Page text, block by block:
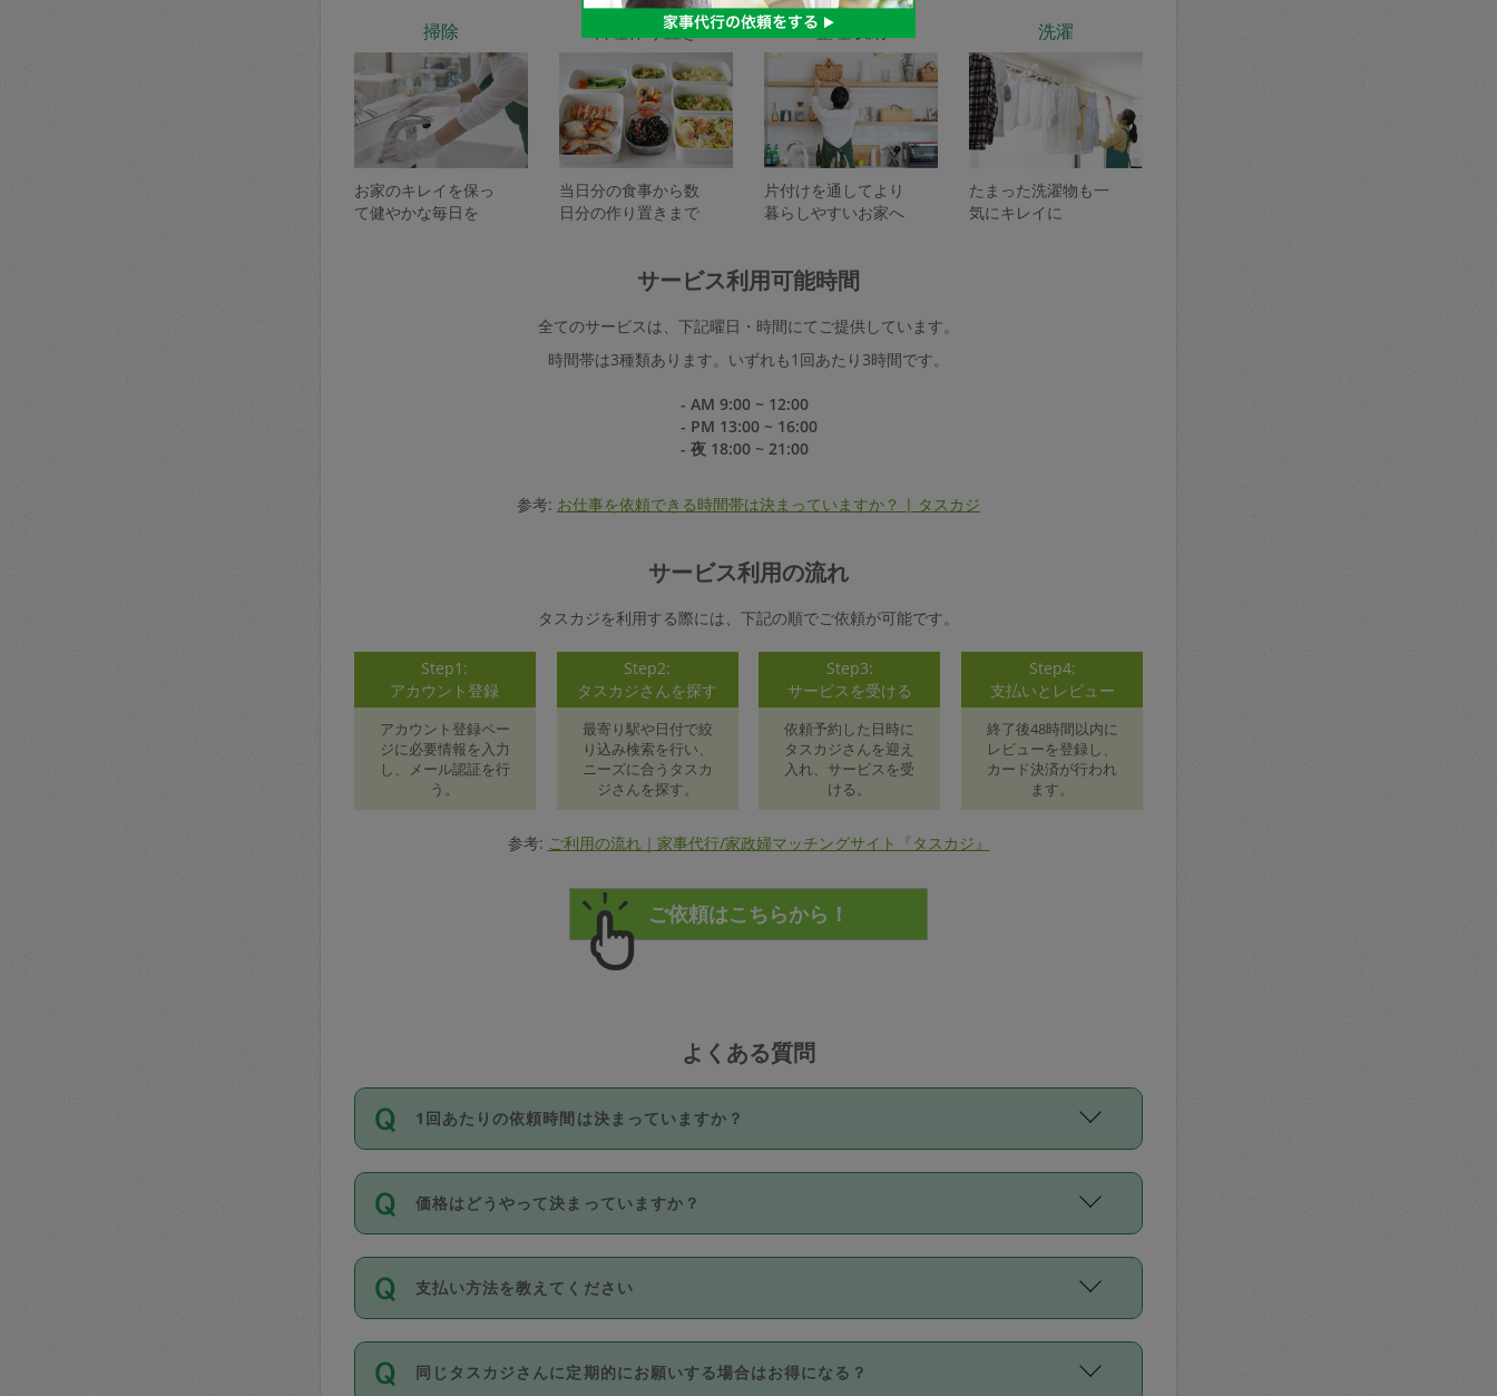
掃除
お家のキレイを保っ
て健やかな毎日を
料理作り置き
当日分の食事から数
日分の作り置きまで
整理収納
片付けを通してより
暮らしやすいお家へ
洗濯
たまった洗濯物も一
気にキレイに
サービス利用可能時間
全てのサービスは、下記曜日・時間にてご提供しています。
時間帯は3種類あります。いずれも1回あたり3時間です。
- AM 9:00 ~ 12:00
- PM 13:00 ~ 16:00
- 夜 18:00 ~ 21:00
参考: お仕事を依頼できる時間帯は決まっていますか？ | タスカジ
サービス利用の流れ
タスカジを利用する際には、下記の順でご依頼が可能です。
Step1:
アカウント登録
アカウント登録ペー
ジに必要情報を入力
し、メール認証を行
う。
Step2:
タスカジさんを探す
最寄り駅や日付で絞
り込み検索を行い、
ニーズに合うタスカ
ジさんを探す。
Step3:
サービスを受ける
依頼予約した日時に
タスカジさんを迎え
入れ、サービスを受
ける。
Step4:
支払いとレビュー
終了後48時間以内に
レビューを登録し、
カード決済が行われ
ます。
参考: ご利用の流れ｜家事代行/家政婦マッチングサイト『タスカジ』
よくある質問
1回あたりの依頼時間は決まっていますか？
依頼1回につき3時間固定です。3時間を超えて依頼したい場合は、延長機能をご利用くださ
い。機能をご利用いただくには、タスカジさんに事前に相談し、合意の上事前申請すること
が必要です。なお、3時間を下回っても、値引き等はございません。
価格はどうやって決まっていますか？
11種類の価格帯の中からタスカジさん自身が価格を選んで設定しています。
タスカジさんの価格設定には最初は制限があり、レビュー件数、レビューの平均値、などで
除々に設定可能な最高額が上がっていく仕組みになっています。
支払い方法を教えてください
お支払方法はクレジットカード（Visa／Master／JCB／AMERICAN EXPRESS／Diners
Club）のみとなります。
同じタスカジさんに定期的にお願いする場合はお得になる？